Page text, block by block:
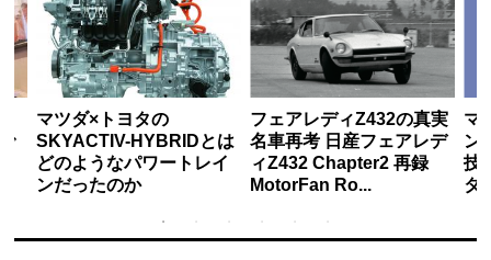
マツダ×トヨタの
SKYACTIV-HYBRIDとは
どのようなパワートレイ
ンだったのか
フェアレディZ432の真実
名車再考 日産フェアレデ
ィZ432 Chapter2 再録
MotorFan Ro...
マ
ン
技
タ